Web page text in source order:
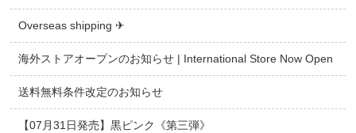
Overseas shipping ✈
海外ストアオープンのお知らせ | International Store Now Open
送料無料条件改定のお知らせ
【07月31日発売】黒ピンク《第三弾》